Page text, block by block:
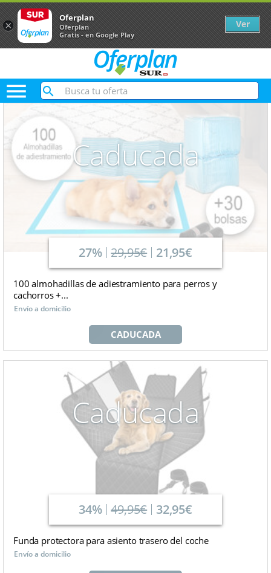

Caducada
27% 29,95€ 21,95€
100 almohadillas de adiestramiento para perros y
cachorros +...
Envío a domicilio
CADUCADA
Caducada
34% 49,95€ 32,95€
Funda protectora para asiento trasero del coche
Envío a domicilio
×
Oferplan
Oferplan
Gratis - en Google Play
Ver